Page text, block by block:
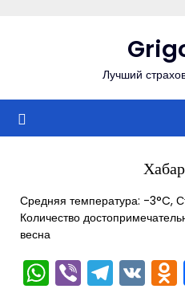
Лучший
Средняя температура: -3°C,
Количество
весна
WhatsApp
ViberVK